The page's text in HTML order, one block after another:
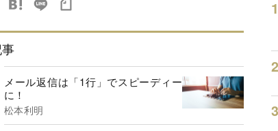
メール返信は「1行」でスピーディー
に！
松本利明